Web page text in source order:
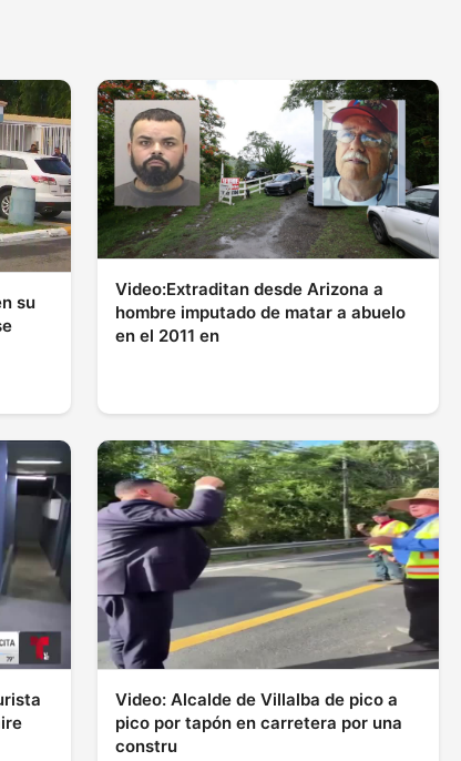
su
Video:Extraditan desde Arizona a
hombre imputado de matar a abuelo
en el 2011 en
Video: Alcalde de Villalba de pico a
pico por tapón en carretera por una
constru